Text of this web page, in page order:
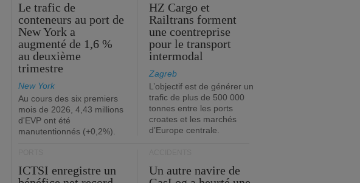
Le trafic de
conteneurs au port de
New York a
augmenté de 1,6 %
au deuxième
trimestre
New York
Au cours des six premiers
mois de 2026, 4,43 millions
d'EVP ont été
manutentionnés (+0,2%).
HZ Cargo et
Railtrans forment
une coentreprise
pour le transport
intermodal
Zagreb
L’objectif est de générer un
trafic de plus de 500 000
tonnes entre les ports
croates et les marchés
d’Europe centrale.
ICTSI enregistre un
Un autre navire de